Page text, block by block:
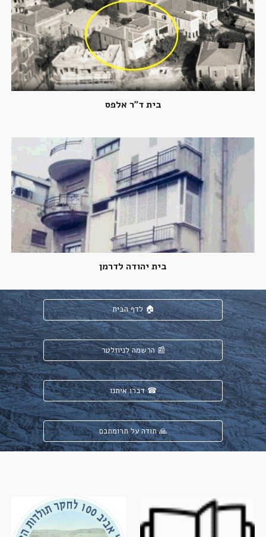
בית ד"ר אלפס
בית יהודה לדרמן
לדף הבית 🏠
הרשמה לניוזלטר 📰
דברו איתנו ☎
תודה על תרומתכם 🙏